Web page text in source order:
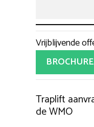
Vrijblijvende
Traplift
de WMO